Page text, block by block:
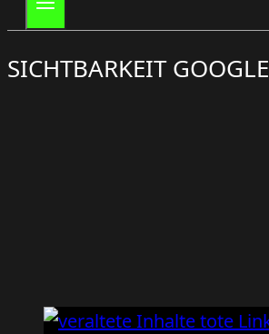
SICHTBARKEIT GOOGLE